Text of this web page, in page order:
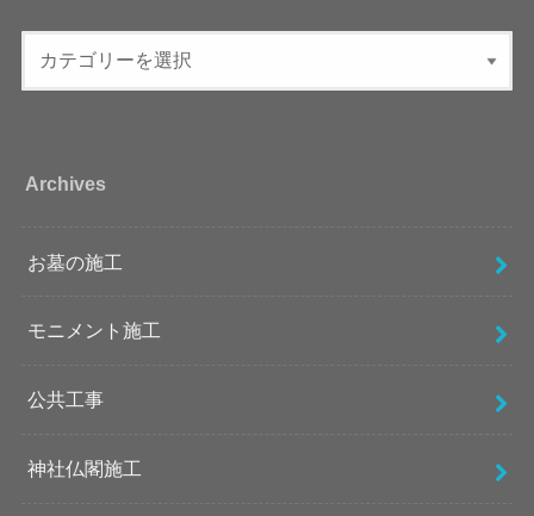
Archives
お墓の施工
モニメント施工
公共工事
神社仏閣施工